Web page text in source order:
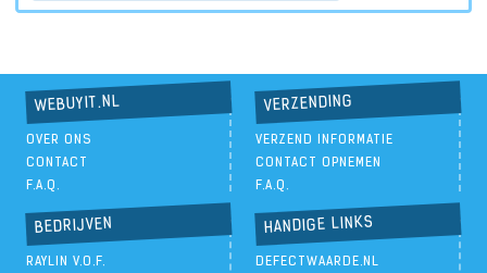
WEBUYIT.NL
OVER ONS
CONTACT
F.A.Q.
VERZENDING
VERZEND INFORMATIE
CONTACT OPNEMEN
F.A.Q.
BEDRIJVEN
RAYLIN V.O.F.
HANDIGE LINKS
DEFECTWAARDE.NL